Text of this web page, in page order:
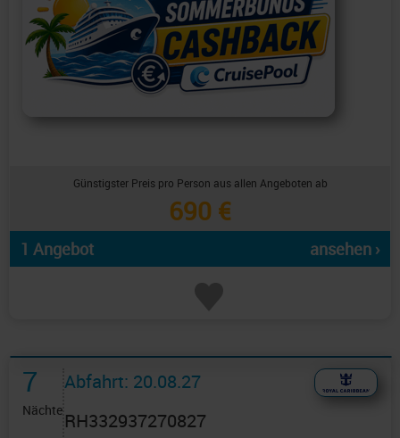
Günstigster Preis pro Person aus allen Angeboten ab
690 €
1 Angebot ansehen ›
7
Nächte
Abfahrt: 20.08.27
RH332937270827